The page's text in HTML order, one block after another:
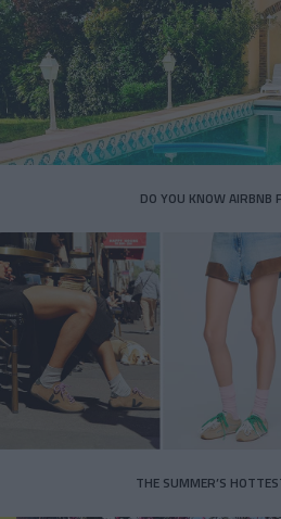
DO YOU KNOW AIRBNB
THE SUMMER’S